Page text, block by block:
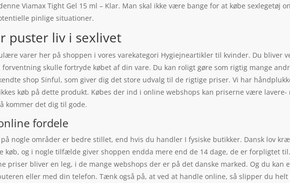
Viamax Tight Gel 15 ml – Klar. Man skal ikke være bange for at købe sexlegetøj
pinlige situationer.
puster liv i sexlivet
varer her på shoppen i vores varekategori Hygiejneartikler til kvinder. Du bliver
skulle fortryde købet af din vare. Du kan roligt gøre som rigtig mange
shop Sinful, som giver dig det store udvalg til de rigtige priser. Vi har
køb på dette produkt. Købes der ind i online webshops kan priserne være lavere-
kommer det dig til gode.
fordele
nogle områder er bedre stillet, end hvis du handler I fysiske butikker. Dansk lov
og i nogle tilfælde giver shoppen endda mere end de 14 dage, de er forpligtet
priser bliver en leg, i de mange webshops der er på det danske marked. Og du kan
eller med din telefon. Tænk også på, at ved at handle online, så slipper du